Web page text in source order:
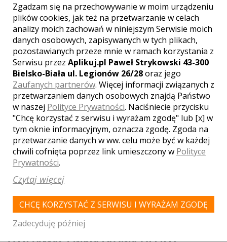
MIEJSCOWOŚCI W POBLIŻU
Wesele Tarczyn Wesele Milanówek
Wesele Grodzisk
Mazowiecki , Wesele Raszyn Wesele Józefów , Wesele
Mszczonów
Wesele Jachranka,Wesele Pruszków
Wesele Marki
, Wesele Wolanów Wesele Sławno
Wesele Józefosław,Wesele Jedlnia-Letnisko , Wesele
Piotrowice ,Wesele Groszowice ,Wesele Poświętne
Wesele Jedlina,Wesele Sarnaki, Wesele Przysucha
WASZA OCENA:
5.00| głosów:
SKONTAKTUJ SIĘ Z LOKALEM,
Zgadzam się na przechowywanie w moim urządzeniu
plików cookies, jak też na przetwarzanie w celach
analizy moich zachowań w niniejszym Serwisie moich
danych osobowych, zapisywanych w tych plikach,
pozostawianych przeze mnie w ramach korzystania z
Serwisu przez Aplikuj.pl Paweł Strykowski 43-300
Bielsko-Biała ul. Legionów 26/28oraz jego
Zaufanych partnerów. Więcej informacji związanych z
przetwarzaniem danych osobowych znajdą Państwo
w naszej Polityce Prywatności. Naciśniecie przycisku
"Chcę korzystać z serwisu i wyrażam zgodę" lub [x] w
tym oknie informacyjnym, oznacza zgodę. Zgoda na
przetwarzanie danych w ww. celu może być w każdej
chwili cofnięta poprzez link umieszczony w Polityce
Prywatności.
Czytaj więcej
CHCĘ KORZYSTAĆ Z SERWISU I WYRAŻAM ZGODĘ
Zadecyduję później